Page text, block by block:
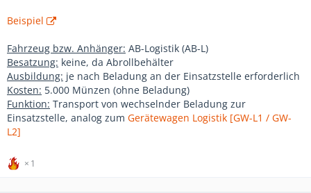
Beispiel
Fahrzeug bzw. Anhänger: AB-Logistik (AB-L)
Besatzung: keine, da Abrollbehälter
Ausbildung: je nach Beladung an der Einsatzstelle erforderlich
Kosten: 5.000 Münzen (ohne Beladung)
Funktion: Transport von wechselnder Beladung zur
Einsatzstelle, analog zum Gerätewagen Logistik [GW-L1 / GW-
L2]
1